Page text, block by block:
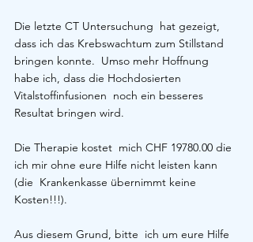
Die letzte CT Untersuchung  hat gezeigt,
dass ich das Krebswachtum zum Stillstand
bringen konnte.  Umso mehr Hoffnung
habe ich, dass die Hochdosierten
Vitalstoffinfusionen  noch ein besseres
Resultat bringen wird.
Die Therapie kostet  mich CHF 19780.00 die
ich mir ohne eure Hilfe nicht leisten kann
(die  Krankenkasse übernimmt keine
Kosten!!!).
Aus diesem Grund, bitte  ich um eure Hilfe